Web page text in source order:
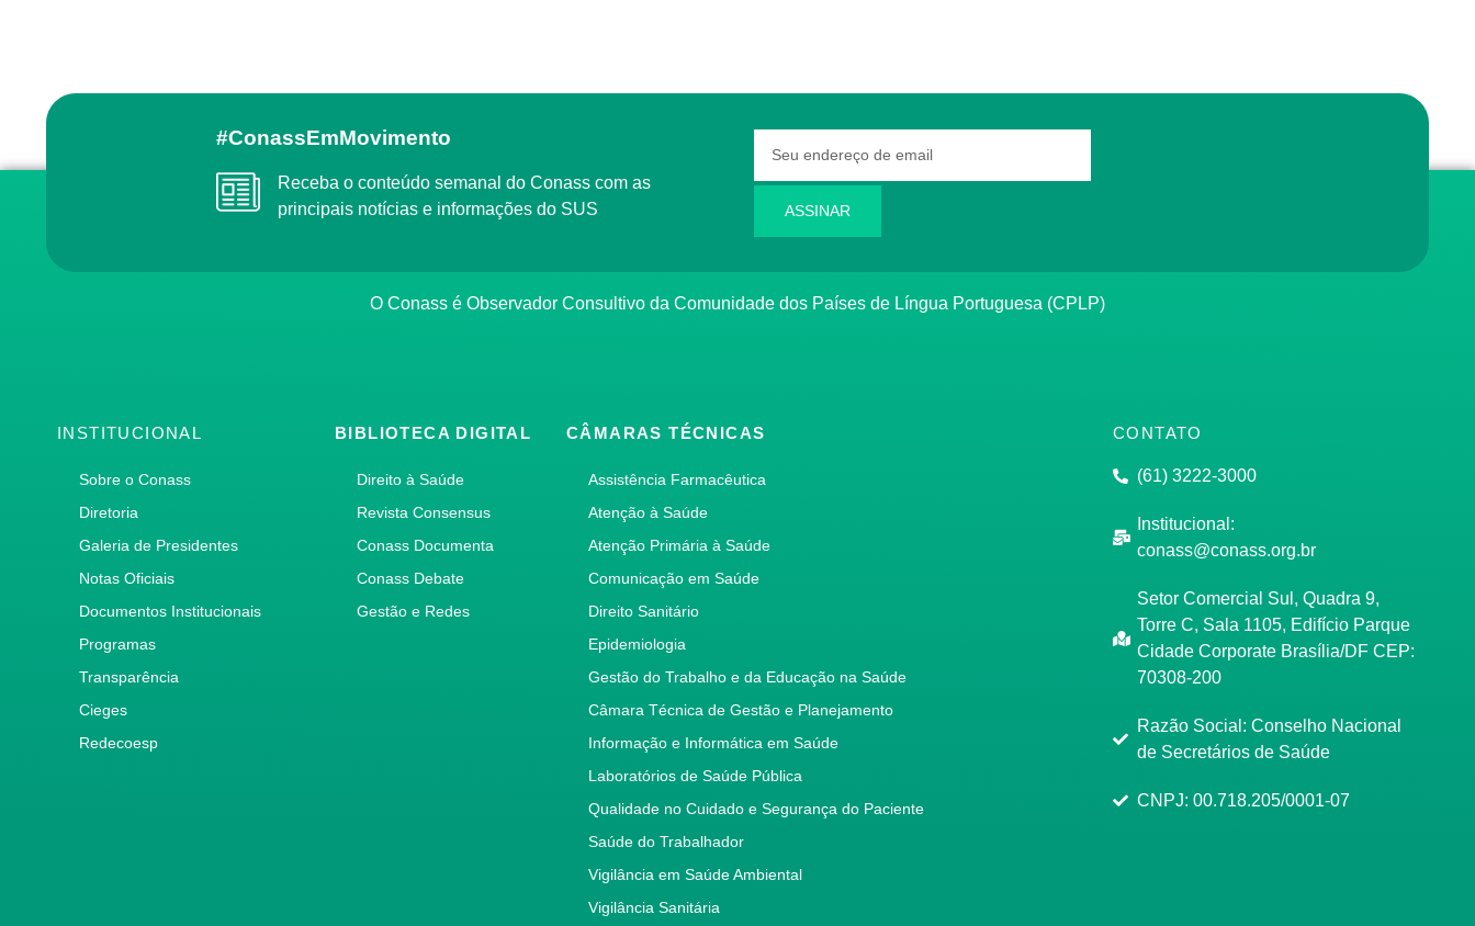
#ConassEmMovimento
Receba o conteúdo semanal do Conass com as
principais notícias e informações do SUS
ASSINAR
O Conass é Observador Consultivo da Comunidade dos Países de Língua Portuguesa (CPLP)
INSTITUCIONAL
Sobre o Conass
Diretoria
Galeria de Presidentes
Notas Oficiais
Documentos Institucionais
Programas
Transparência
Cieges
Redecoesp
BIBLIOTECA DIGITAL
Direito à Saúde
Revista Consensus
Conass Documenta
Conass Debate
Gestão e Redes
CÂMARAS TÉCNICAS
Assistência Farmacêutica
Atenção à Saúde
Atenção Primária à Saúde
Comunicação em Saúde
Direito Sanitário
Epidemiologia
Gestão do Trabalho e da Educação na Saúde
Câmara Técnica de Gestão e Planejamento
Informação e Informática em Saúde
Laboratórios de Saúde Pública
Qualidade no Cuidado e Segurança do Paciente
Saúde do Trabalhador
Vigilância em Saúde Ambiental
Vigilância Sanitária
CONTATO
(61) 3222-3000
Institucional:
conass@conass.org.br
Setor Comercial Sul, Quadra 9,
Torre C, Sala 1105, Edifício Parque
Cidade Corporate Brasília/DF CEP:
70308-200
Razão Social: Conselho Nacional
de Secretários de Saúde
CNPJ: 00.718.205/0001-07